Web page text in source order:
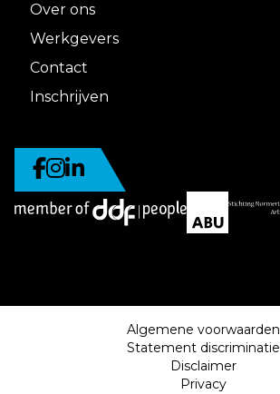
Over ons
Werkgevers
Contact
Inschrijven
Algemene voorwaarden
Statement discriminatie
Disclaimer
Privacy